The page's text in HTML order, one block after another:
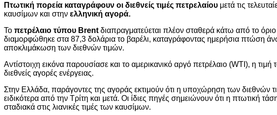
Πτωτική πορεία καταγράφουν οι διεθνείς τιμές πετρελαίου μετά τις
καυσίμων και στην ελληνική αγορά.
Το πετρέλαιο τύπου Brent διαπραγματεύεται πλέον σταθερά κάτω από το
διαμορφώθηκε στα 87,3 δολάρια το βαρέλι, καταγράφοντας ημερήσια πτώση
αποκλιμάκωση των διεθνών τιμών.
Αντίστοιχη εικόνα παρουσίασε και το αμερικανικό αργό πετρέλαιο (WTI), η
διεθνείς αγορές ενέργειας.
Στην Ελλάδα, παράγοντες της αγοράς εκτιμούν ότι η υποχώρηση των διεθνών
ειδικότερα από την Τρίτη και μετά. Οι ίδιες πηγές σημειώνουν ότι η πτωτική
σταδιακά στις λιανικές τιμές των καυσίμων.